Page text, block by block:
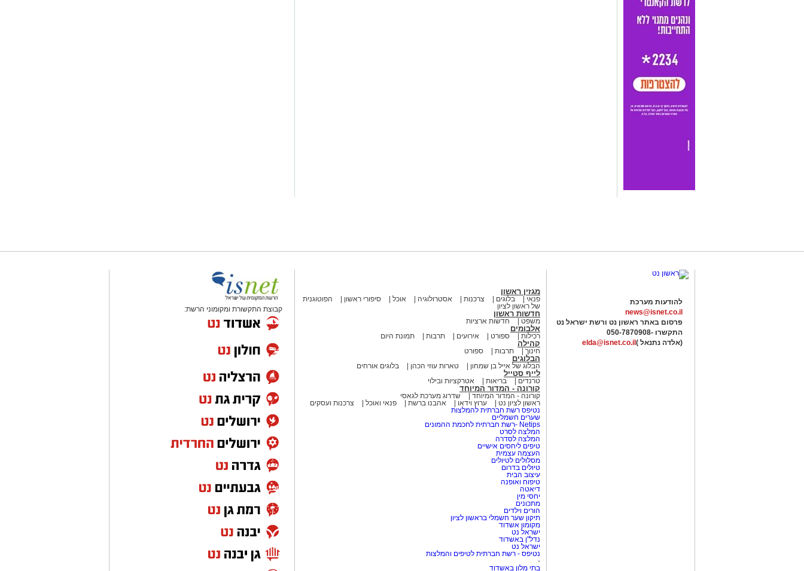
להודעות מערכת
news@isnet.co.il
פרסום באתר ראשון נט ורשת ישראל נט
התקשרו -050-7870908
(אלדה נתנאל ) elda@isnet.co.il
מגזין ראשון
פנאי בלוגים צרכנות אסטרולוגיה אוכל סיפורי ראשון
הפוטוגנית
של ראשון לציון
חדשות ראשון
משפט חדשות ארציות
אלבומים
רכילות ספורט אירועים תרבות תמונת היום
קהילה
חינוך תרבות ספורט
הבלוגים
הבלוג של אייל בן שמחון טארות עוזי הכהן בלוגים אורחים
לייף סטייל
טרנדים בריאות אטרקציות ובילוי
קורונה - המדור המיוחד
קורונה - המדור המיוחד
שדרוג מערכת לגאסי
ראשון לציון נט
ערוץ וידאו אהבנו ברשת פנאי ואוכל
צרכנות ועסקים
נטיפס רשת חברתית להמלצות
שערים חשמליים
Netips -רשת חברתית לחכמת ההמונים
המלצה לסרט
המלצה לסדרה
טיפים ליחסים אישיים
העצמה עצמית
מסלולים לטיולים
טיולים בדרום
עיצוב הבית
טיפוח ואופנה
דיאטה
יחסי מין
מתכונים
הורים וילדים
תיקון שער חשמלי בראשון לציון
מקומון אשדוד
ישראל נט
נדל"ן באשדוד
ישראל נט
נטיפס - רשת חברתית לטיפים והמלצות
-
בתי מלון באשדוד
קבוצת התקשורת ומקומוני הרשת: